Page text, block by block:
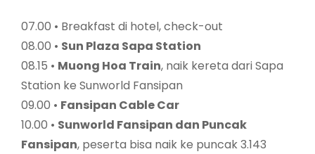
07.00 • Breakfast di hotel, check-out
08.00 • Sun Plaza Sapa Station
08.15 • Muong Hoa Train, naik kereta dari Sapa
Station ke Sunworld Fansipan
09.00 • Fansipan Cable Car
10.00 • Sunworld Fansipan dan Puncak
Fansipan, peserta bisa naik ke puncak 3.143